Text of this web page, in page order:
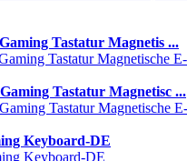
Tastatur Magnetis ...
Tastatur Magnetisc ...
Keyboard-DE